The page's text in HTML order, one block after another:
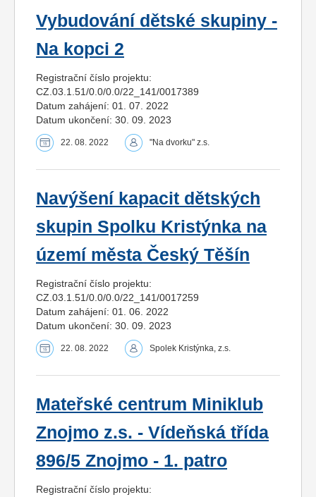
Vybudování dětské skupiny -
Na kopci 2
Registrační číslo projektu:
CZ.03.1.51/0.0/0.0/22_141/0017389
Datum zahájení: 01. 07. 2022
Datum ukončení: 30. 09. 2023
22. 08. 2022 "Na dvorku" z.s.
Navýšení kapacit dětských
skupin Spolku Kristýnka na
území města Český Těšín
Registrační číslo projektu:
CZ.03.1.51/0.0/0.0/22_141/0017259
Datum zahájení: 01. 06. 2022
Datum ukončení: 30. 09. 2023
22. 08. 2022 Spolek Kristýnka, z.s.
Mateřské centrum Miniklub
Znojmo z.s. - Vídeňská třída
896/5 Znojmo - 1. patro
Registrační číslo projektu: